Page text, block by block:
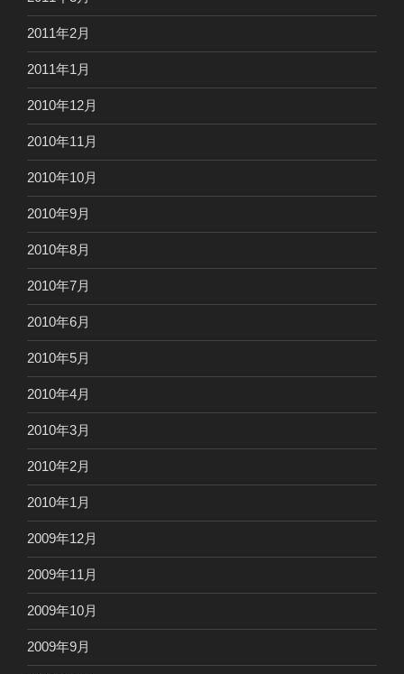
2011年2月
2011年1月
2010年12月
2010年11月
2010年10月
2010年9月
2010年8月
2010年7月
2010年6月
2010年5月
2010年4月
2010年3月
2010年2月
2010年1月
2009年12月
2009年11月
2009年10月
2009年9月